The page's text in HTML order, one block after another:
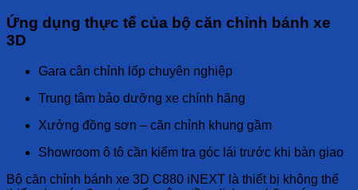
Ứng dụng thực tế của bộ căn chỉnh bánh xe
3D
Gara cân chỉnh lốp chuyên nghiệp
Trung tâm bảo dưỡng xe chính hãng
Xưởng đồng sơn – căn chỉnh khung gầm
Showroom ô tô cần kiểm tra góc lái trước khi bàn giao
Bộ căn chỉnh bánh xe 3D C880 iNEXT là thiết bị không thể